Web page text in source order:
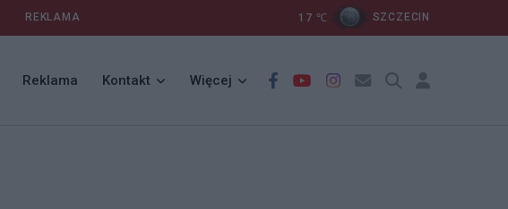
REKLAMA 17 ℃ SZCZECIN
Reklama Kontakt Więcej